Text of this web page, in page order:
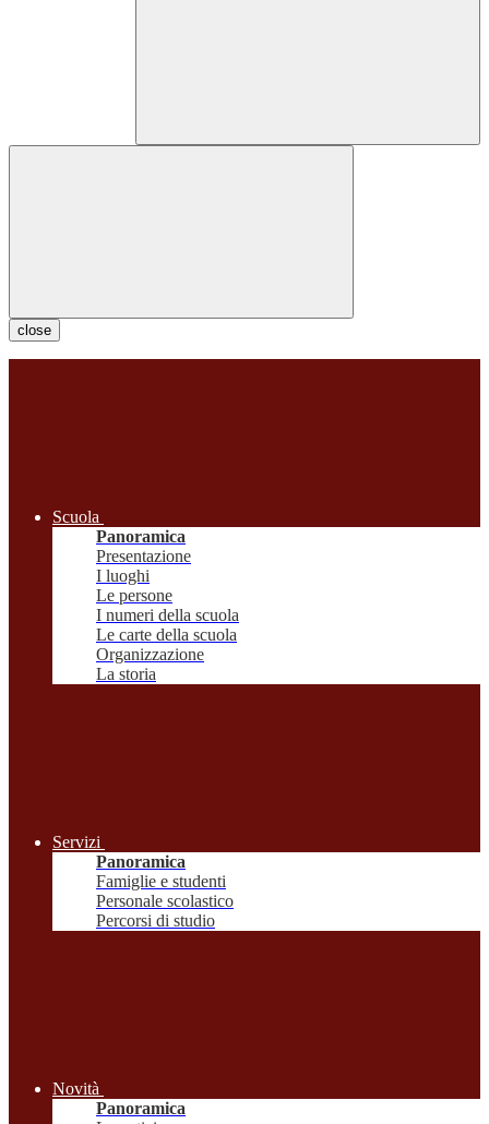
close
Scuola
Panoramica
Presentazione
I luoghi
Le persone
I numeri della scuola
Le carte della scuola
Organizzazione
La storia
Servizi
Panoramica
Famiglie e studenti
Personale scolastico
Percorsi di studio
Novità
Panoramica